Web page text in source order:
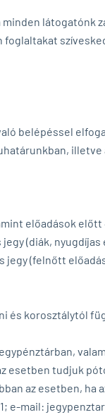
látogatónk
belépéssel
előadások
(diák,
(felnőtt
és korosztálytól
tudjuk
az esetben, ha
e-mail: